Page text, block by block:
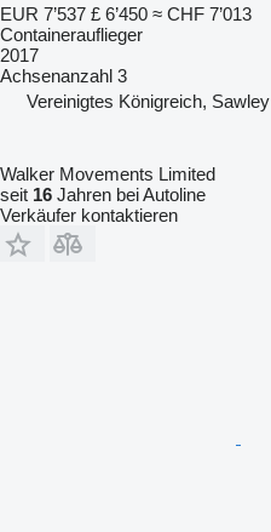
EUR 7’537 £ 6’450 ≈ CHF 7’013
Containerauflieger
2017
Achsenanzahl 3
Vereinigtes Königreich, Sawley
Walker Movements Limited
seit 16 Jahren bei Autoline
Verkäufer kontaktieren